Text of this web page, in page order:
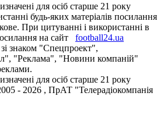
для осіб старше 21 року
будь-яких матеріалів посилання
При цитуванні і використанні в
на сайт
football24.ua
знаком "Спецпроект",
"Реклама", "Новини компаній"
для осіб старше 21 року
- 2026 , ПрАТ "Телерадіокомпанія